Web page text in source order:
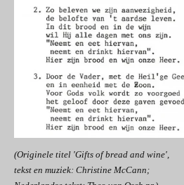
(Originele titel 'Gifts of bread and wine',
tekst en muziek: Christine McCann;